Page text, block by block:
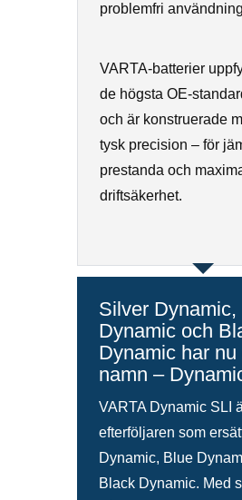
problemfri
VARTA-batterier
de högsta OE-
och är konstruerade
tysk precision – för
prestanda och
driftsäkerhet.
Silver Dynamic,
Dynamic och
Dynamic har nu
namn –
VARTA Dynamic SLI
efterföljaren som
Dynamic, Blue
Black Dynamic. Med